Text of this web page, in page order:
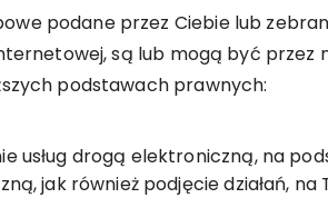
podane przez Ciebie lub
są lub mogą być
podstawach prawnych:
usług drogą elektroniczną, na
jak również podjęcie działań,